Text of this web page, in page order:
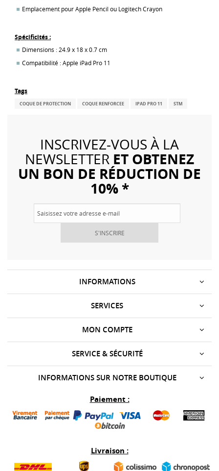
Emplacement pour Apple Pencil ou Logitech Crayon
Spécificités :
Dimensions : 24.9 x 18 x 0.7 cm
Compatibilité :Apple iPad Pro 11
Tags
COQUE DE PROTECTION COQUE RENFORCEE IPAD PRO 11 STM
INSCRIVEZ-VOUS À LA
NEWSLETTER ET OBTENEZ
UN BON DE RÉDUCTION DE
10% *
S'INSCRIRE
INFORMATIONS
SERVICES
SERVICE & SÉCURITÉ
MON COMPTE
INFORMATIONS SUR NOTRE BOUTIQUE
Paiement :
Livraison :